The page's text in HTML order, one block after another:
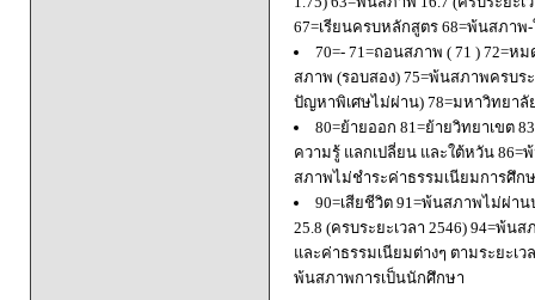
67=เรียนครบหลักสูตร 68=พ้นสภา
70=- 71=ถอนสภาพ ( 71 ) 72=
สภาพ (รอบสอง) 75=พ้นสภาพครบ
ปัญหาพิเศษไม่ผ่าน) 78=มหาวิทยา
80=ย้ายออก 81=ย้ายวิทยาเขต
ความรู้ แลกเปลี่ยน และใต้หวัน
สภาพไม่ชำระค่าธรรมเนียมการศึก
90=เสียชีวิต 91=พ้นสภาพไม่ผ่า
25.8 (ครบระยะเวลา 2546) 94=พ้
และค่าธรรมเนียมต่างๆ ตามระยะเ
พ้นสภาพการเป็นนักศึกษา